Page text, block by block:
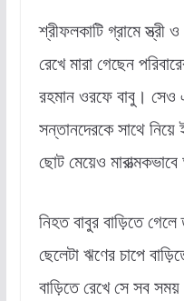
শ্রীফলকাটি গ্রামে
রেখে মারা গেছেন
রহমান ওরফে বাবু। সেও
সন্তানদেরকে সাথে
ছোট মেয়েও
নিহত বাবুর বাড়িতে গেলে
ছেলেটা ঋণের চাপে
বাড়িতে রেখে সে সব সময়